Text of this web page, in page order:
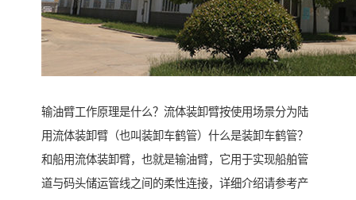
输油臂工作原理是什么？流体装卸臂按使用场景分为陆
用流体装卸臂（也叫装卸车鹤管）什么是装卸车鹤管？
和船用流体装卸臂，也就是输油臂，它用于实现船舶管
道与码头储运管线之间的柔性连接，详细介绍请参考产